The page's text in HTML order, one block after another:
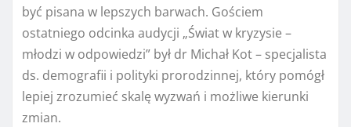
być pisana w lepszych barwach. Gościem
ostatniego odcinka audycji „Świat w kryzysie –
młodzi w odpowiedzi” był dr Michał Kot – specjalista
ds. demografii i polityki prorodzinnej, który pomógł
lepiej zrozumieć skalę wyzwań i możliwe kierunki
zmian.